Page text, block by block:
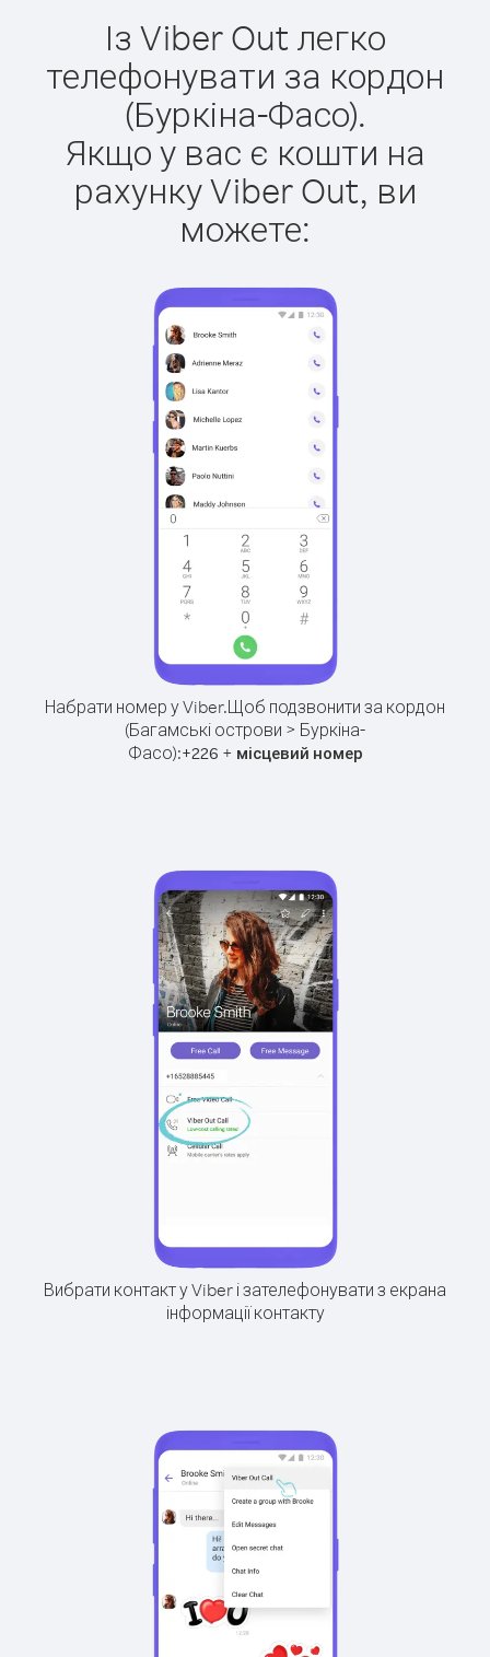
Із Viber Out легко
телефонувати за кордон
(Буркіна-Фасо).
Якщо у вас є кошти на
рахунку Viber Out, ви
можете:
Набрати номер у Viber.Щоб подзвонити за кордон
(Багамські острови > Буркіна-
Фасо):+226 + місцевий номер
Вибрати контакт у Viber і зателефонувати з екрана
інформації контакту